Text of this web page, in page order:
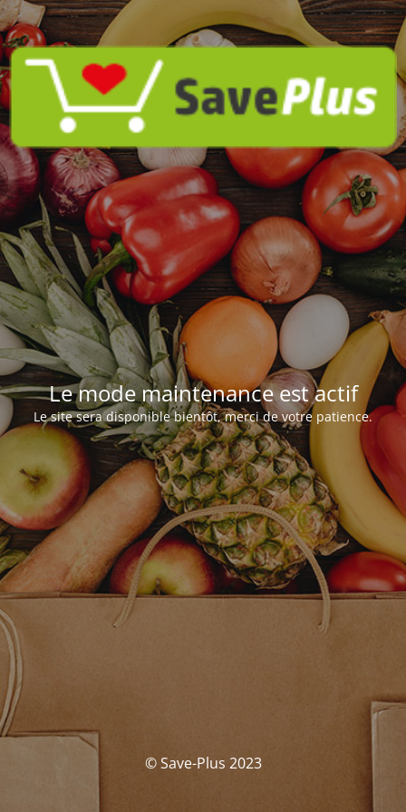
Le mode maintenance est actif
Le site sera disponible bientôt, merci de votre patience.
© Save-Plus 2023